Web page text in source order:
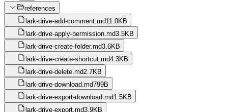
references
lark-drive-add-comment.md11.0KB
lark-drive-apply-permission.md3.5KB
lark-drive-create-folder.md3.6KB
lark-drive-create-shortcut.md4.3KB
lark-drive-delete.md2.7KB
lark-drive-download.md799B
lark-drive-export-download.md1.5KB
lark-drive-export.md3.9KB